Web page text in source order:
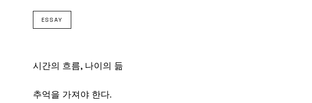
ESSAY
시간의 흐름, 나이의 듦
추억을 가져야 한다.